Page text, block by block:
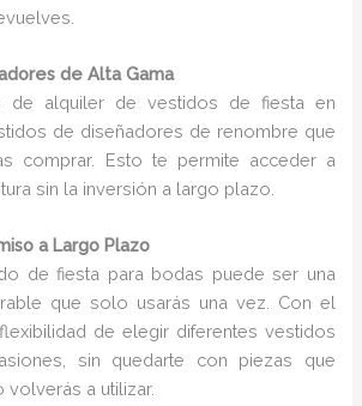
de Alta Gama
de alquiler de vestidos de fiesta en
de diseñadores de renombre que
comprar. Esto te permite acceder a
sin la inversión a largo plazo.
a Largo Plazo
de fiesta para bodas puede ser una
que solo usarás una vez. Con el
de elegir diferentes vestidos
sin quedarte con piezas que
a utilizar.